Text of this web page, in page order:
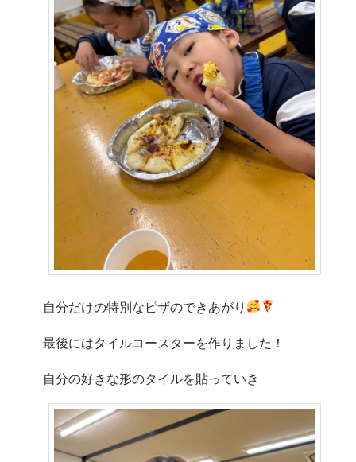
自分だけの特別なピザのできあがり
最後にはタイルコースターを作りました！
自分の好きな形のタイルを貼っていき